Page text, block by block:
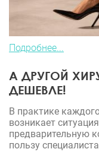
Подробнее...
А ДРУГОЙ
ДЕШЕВЛЕ!
В практике
возникает
предварительную
пользу